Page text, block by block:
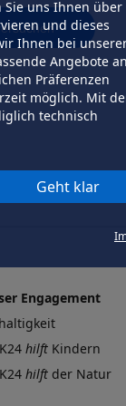
uns Ihnen über
und dieses
Ihnen bei
Angebote
Präferenzen
möglich. Mit
technisch
Geht klar
Engagement
hilft Kindern
hilft der Natur